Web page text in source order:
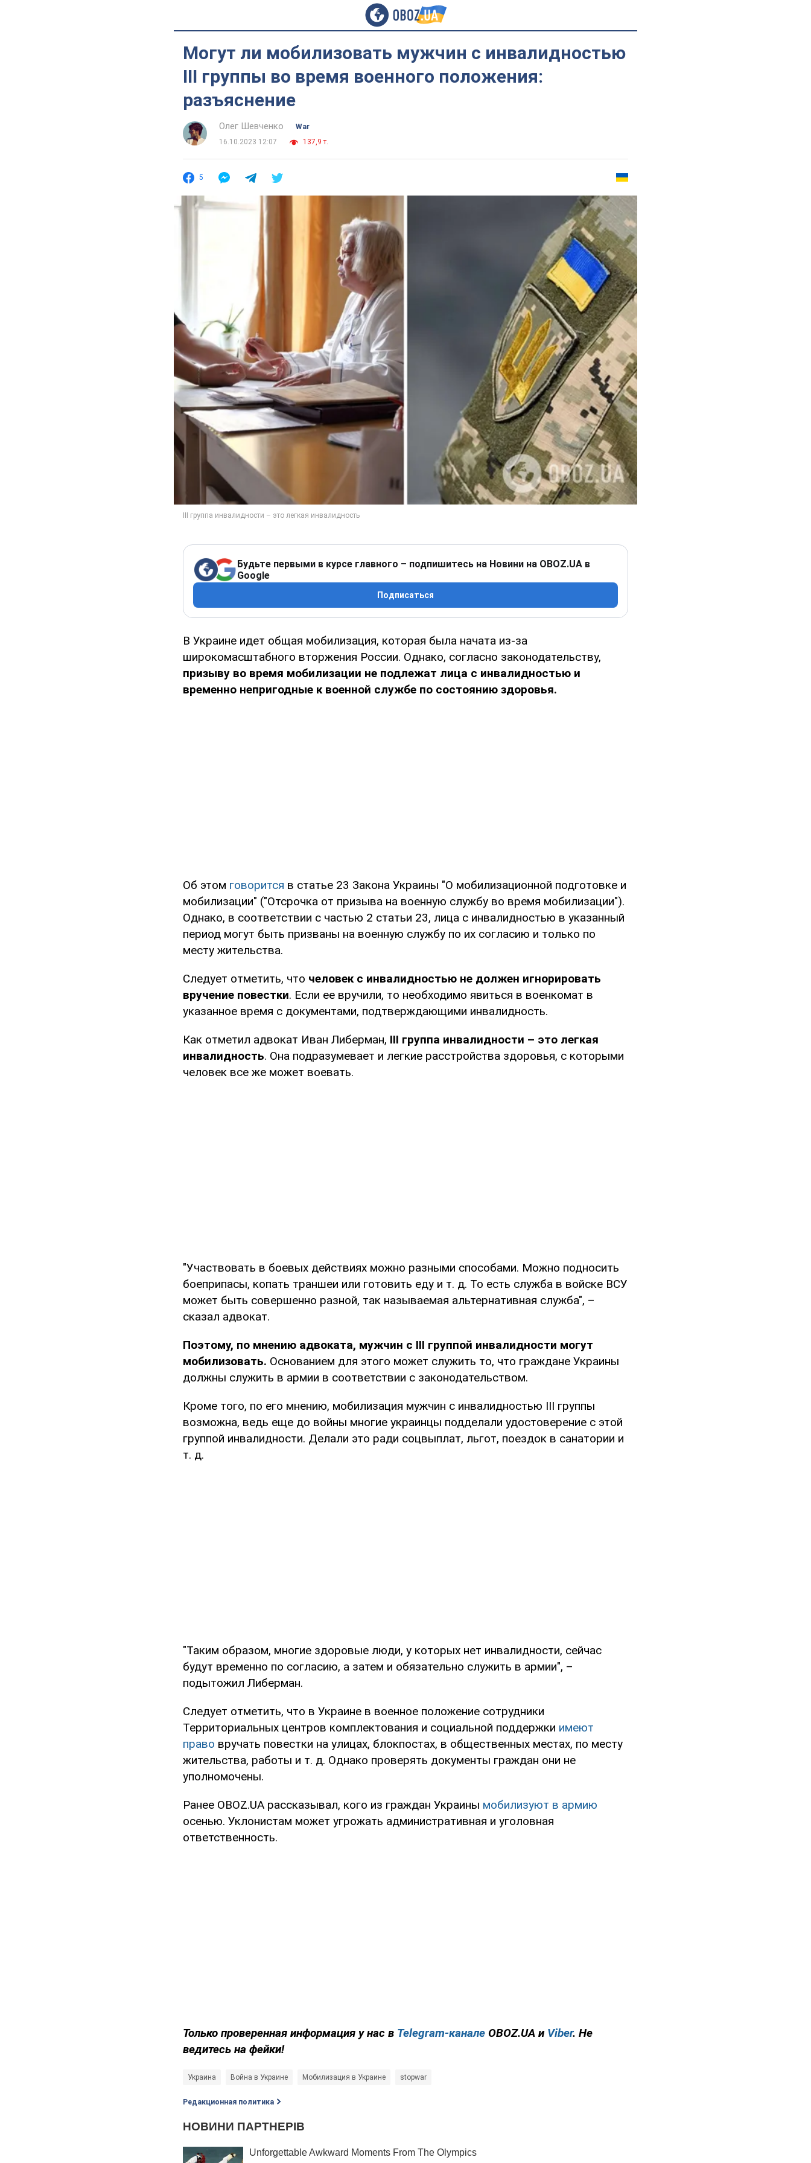
Могут ли мобилизовать мужчин с инвалидностью
ІІІ группы во время военного положения:
разъяснение
Олег Шевченко
War
16.10.2023 12:07
137,9 т.
5
Будьте первыми в курсе главного – подпишитесь на Новини на OBOZ.UA в
Google
Подписаться
В Украине идет общая мобилизация, которая была начата из-за
широкомасштабного вторжения России. Однако, согласно законодательству,
призыву во время мобилизации не подлежат лица с инвалидностью и
временно непригодные к военной службе по состоянию здоровья.
Об этом говорится в статье 23 Закона Украины "О мобилизационной подготовке и
мобилизации" ("Отсрочка от призыва на военную службу во время мобилизации").
Однако, в соответствии с частью 2 статьи 23, лица с инвалидностью в указанный
период могут быть призваны на военную службу по их согласию и только по
месту жительства.
Следует отметить, что человек с инвалидностью не должен игнорировать
вручение повестки. Если ее вручили, то необходимо явиться в военкомат в
указанное время с документами, подтверждающими инвалидность.
Как отметил адвокат Иван Либерман, ІІІ группа инвалидности – это легкая
инвалидность. Она подразумевает и легкие расстройства здоровья, с которыми
человек все же может воевать.
"Участвовать в боевых действиях можно разными способами. Можно подносить
боеприпасы, копать траншеи или готовить еду и т. д. То есть служба в войске ВСУ
может быть совершенно разной, так называемая альтернативная служба", –
сказал адвокат.
Поэтому, по мнению адвоката, мужчин с ІІІ группой инвалидности могут
мобилизовать. Основанием для этого может служить то, что граждане Украины
должны служить в армии в соответствии с законодательством.
Кроме того, по его мнению, мобилизация мужчин с инвалидностью III группы
возможна, ведь еще до войны многие украинцы подделали удостоверение с этой
группой инвалидности. Делали это ради соцвыплат, льгот, поездок в санатории и
т. д.
"Таким образом, многие здоровые люди, у которых нет инвалидности, сейчас
будут временно по согласию, а затем и обязательно служить в армии", –
подытожил Либерман.
Следует отметить, что в Украине в военное положение сотрудники
Территориальных центров комплектования и социальной поддержки имеют
право вручать повестки на улицах, блокпостах, в общественных местах, по месту
жительства, работы и т. д. Однако проверять документы граждан они не
уполномочены.
Ранее OBOZ.UA рассказывал, кого из граждан Украины мобилизуют в армию
осенью. Уклонистам может угрожать административная и уголовная
ответственность.
Только проверенная информация у нас в Telegram-канале OBOZ.UA и Viber. Не
ведитесь на фейки!
Украина Война в Украине Мобилизация в Украине stopwar
Редакционная политика